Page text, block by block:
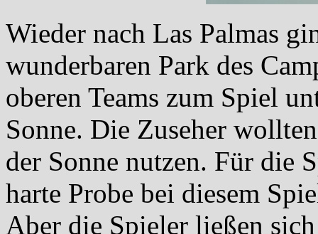
Wieder nach Las Palmas
wunderbaren Park des
oberen Teams zum Spiel
Sonne. Die Zuseher
der Sonne nutzen. Für die
harte Probe bei diesem
Aber die Spieler ließen